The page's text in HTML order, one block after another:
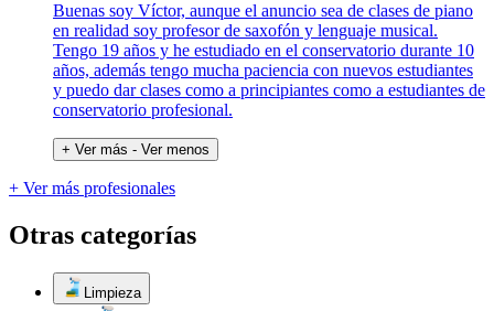
Buenas soy Víctor, aunque el anuncio sea de clases de piano
en realidad soy profesor de saxofón y lenguaje musical.
Tengo 19 años y he estudiado en el conservatorio durante 10
años, además tengo mucha paciencia con nuevos estudiantes
y puedo dar clases como a principiantes como a estudiantes de
conservatorio profesional.
+ Ver más - Ver menos
+ Ver más profesionales
Otras categorías
Limpieza